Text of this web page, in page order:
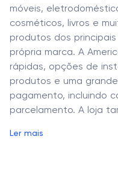
móveis,
cosméticos, livros e
produtos dos
própria marca. A
rápidas, opções de
produtos e uma
pagamento, incluindo
parcelamento. A loja
Ler mais